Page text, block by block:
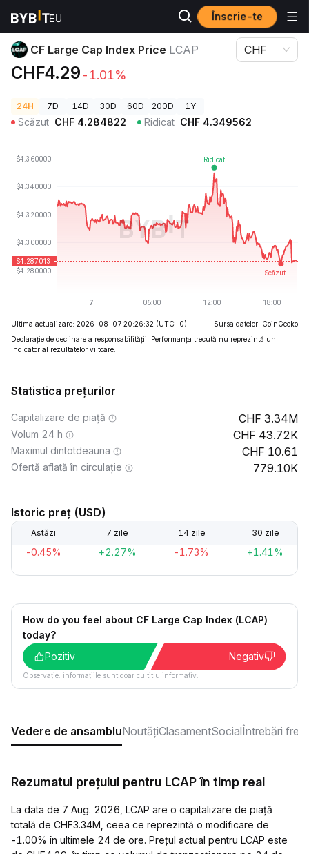
Înscrie-te
Prețuri Crypto CF Large Cap Index Price LCAP
CF Large Cap Index Price LCAP
CHF4.29-1.01%
CHF
24H 7D 14D 30D 60D 200D 1Y
Scăzut CHF 4.284822 Ridicat CHF 4.349562
Ultima actualizare: 2026-08-07 20:26:32 (UTC+0)
Sursa datelor: CoinGecko
Declarație de declinare a responsabilității: Performanța trecută nu reprezintă un
indicator al rezultatelor viitoare.
Statistica prețurilor
Capitalizare de piață 3.34M
Volum 24 h 43.72K
Maximul dintotdeauna 10.61
Ofertă aflată în circulație 779.10K
Istoric preț (USD)
Astăzi 7 zile 14 zile 30 zile
-0.45% +2.27% -1.73% +1.41%
How do you feel about CF Large Cap Index (LCAP)
today?
Pozitiv
Negativ
Observație: informațiile sunt doar cu titlu informativ.
Vedere de ansambluNoutățiClasamentSocialÎntrebări
Rezumatul prețului pentru LCAP în timp real
La data de 7 Aug. 2026, LCAP are o capitalizare de piață
totală de CHF3.34M, ceea ce reprezintă o modificare de
-1.00% în ultimele 24 de ore. Prețul actual pentru LCAP este